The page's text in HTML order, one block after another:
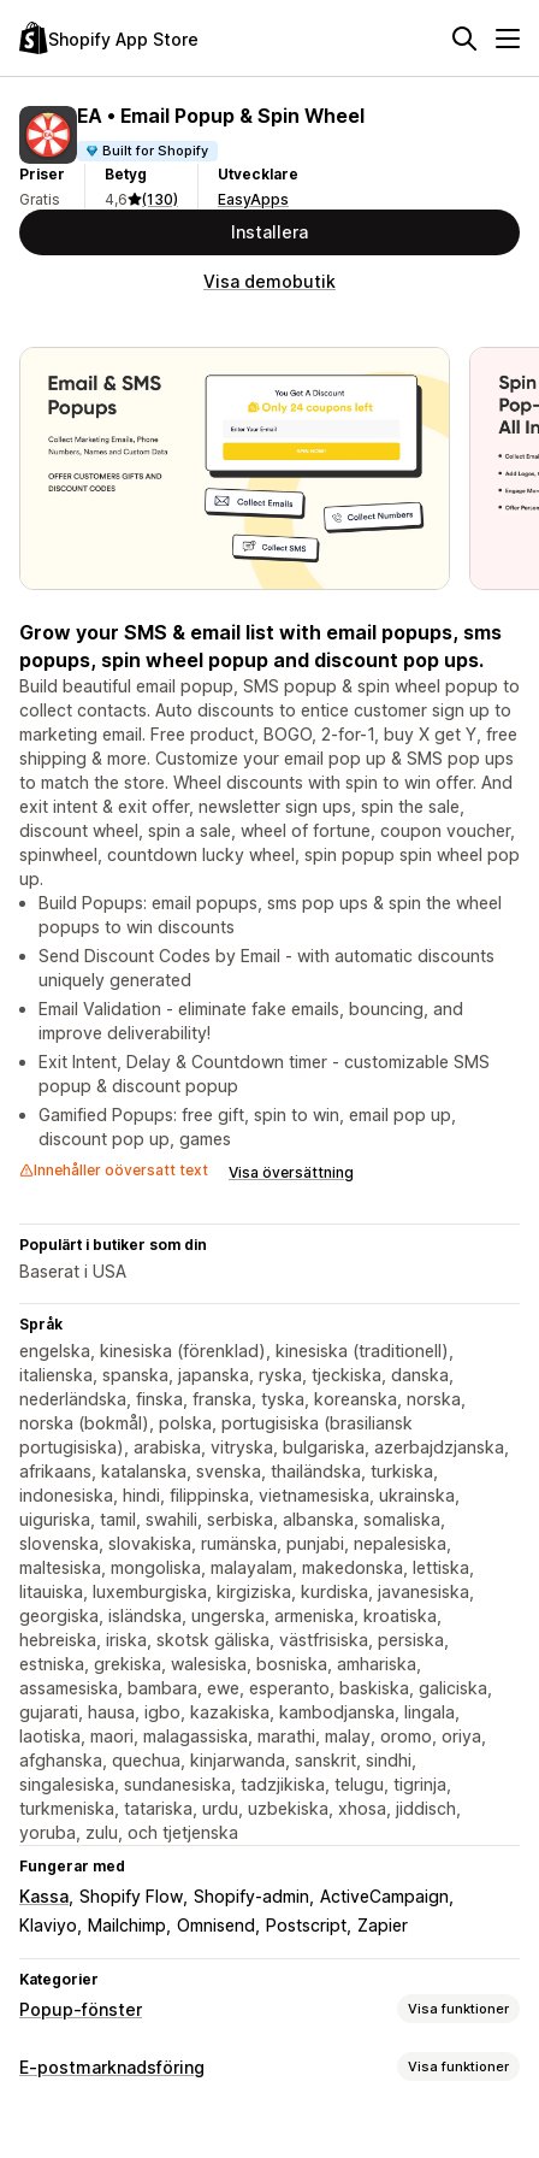
Shopify App Store
EA • Email Popup & Spin Wheel
Built for Shopify
Priser
Gratis
Betyg
4,6
(130)
Utvecklare
EasyApps
Installera
Visa demobutik
Grow your SMS & email list with email popups, sms
popups, spin wheel popup and discount pop ups.
Build beautiful email popup, SMS popup & spin wheel popup to
collect contacts. Auto discounts to entice customer sign up to
marketing email. Free product, BOGO, 2-for-1, buy X get Y, free
shipping & more. Customize your email pop up & SMS pop ups
to match the store. Wheel discounts with spin to win offer. And
exit intent & exit offer, newsletter sign ups, spin the sale,
discount wheel, spin a sale, wheel of fortune, coupon voucher,
spinwheel, countdown lucky wheel, spin popup spin wheel pop
up.
Build Popups: email popups, sms pop ups & spin the wheel
popups to win discounts
Send Discount Codes by Email - with automatic discounts
uniquely generated
Email Validation - eliminate fake emails, bouncing, and
improve deliverability!
Exit Intent, Delay & Countdown timer - customizable SMS
popup & discount popup
Gamified Popups: free gift, spin to win, email pop up,
discount pop up, games
Innehåller oöversatt text Visa översättning
Populärt i butiker som din
Baserat i USA
Språk
engelska, kinesiska (förenklad), kinesiska (traditionell),
italienska, spanska, japanska, ryska, tjeckiska, danska,
nederländska, finska, franska, tyska, koreanska, norska,
norska (bokmål), polska, portugisiska (brasiliansk
portugisiska), arabiska, vitryska, bulgariska, azerbajdzjanska,
afrikaans, katalanska, svenska, thailändska, turkiska,
indonesiska, hindi, filippinska, vietnamesiska, ukrainska,
uiguriska, tamil, swahili, serbiska, albanska, somaliska,
slovenska, slovakiska, rumänska, punjabi, nepalesiska,
maltesiska, mongoliska, malayalam, makedonska, lettiska,
litauiska, luxemburgiska, kirgiziska, kurdiska, javanesiska,
georgiska, isländska, ungerska, armeniska, kroatiska,
hebreiska, iriska, skotsk gäliska, västfrisiska, persiska,
estniska, grekiska, walesiska, bosniska, amhariska,
assamesiska, bambara, ewe, esperanto, baskiska, galiciska,
gujarati, hausa, igbo, kazakiska, kambodjanska, lingala,
laotiska, maori, malagassiska, marathi, malay, oromo, oriya,
afghanska, quechua, kinjarwanda, sanskrit, sindhi,
singalesiska, sundanesiska, tadzjikiska, telugu, tigrinja,
turkmeniska, tatariska, urdu, uzbekiska, xhosa, jiddisch,
yoruba, zulu, och tjetjenska
Fungerar med
Kassa Shopify Flow Shopify-admin ActiveCampaign
Klaviyo
Mailchimp Omnisend Postscript Zapier
Kategorier
Popup-fönster Visa funktioner
Popup-typer
E-postmarknadsföring Visa funktioner